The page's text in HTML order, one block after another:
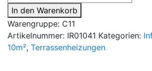
Strahler
CS
1400W-
WG-
T
In den Warenkorb
Warengruppe: C11
Artikelnummer: IR01041 Kategorien:
10m², Terrassenheizungen